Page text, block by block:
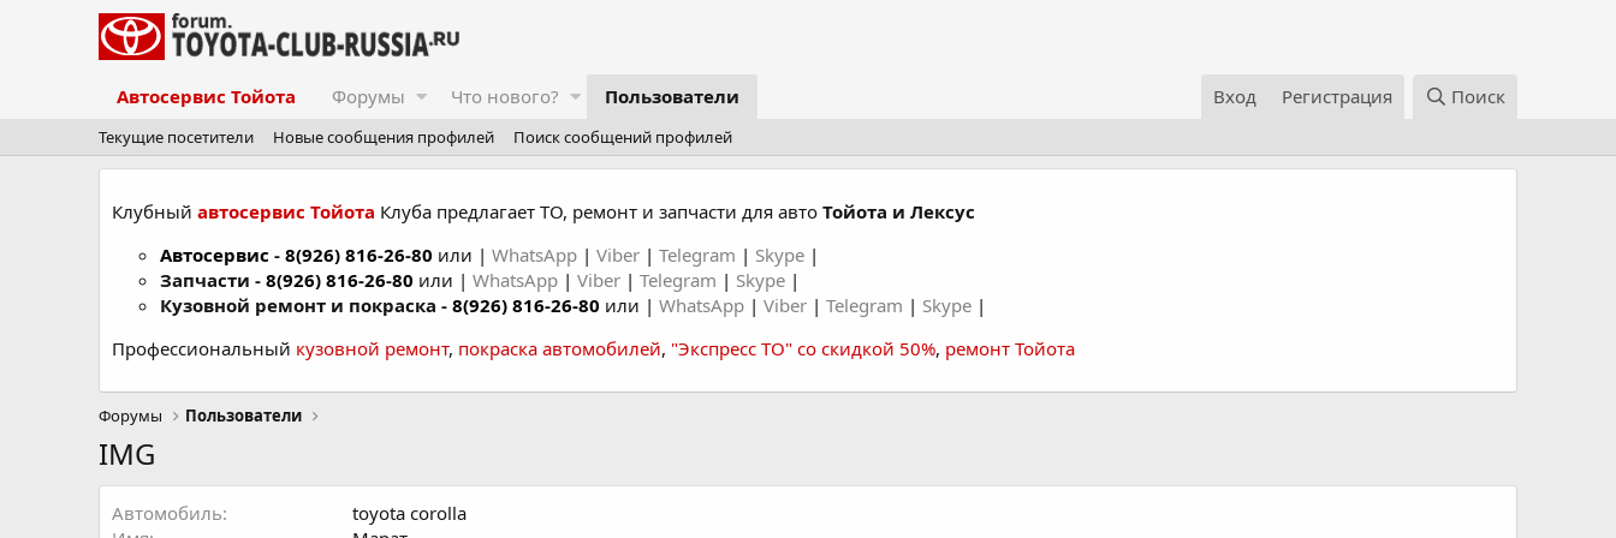
Автосервис Тойота Форумы Что нового? Пользователи Вход Регистрация Поиск
Текущие посетители Новые сообщения профилей Поиск сообщений профилей
Клубный автосервис Тойота Клуба предлагает ТО, ремонт и запчасти для авто Тойота и Лексус
Автосервис - 8(926) 816-26-80 или | WhatsApp | Viber | Telegram | Skype |
Запчасти - 8(926) 816-26-80 или | WhatsApp | Viber | Telegram | Skype |
Кузовной ремонт и покраска - 8(926) 816-26-80 или | WhatsApp | Viber | Telegram | Skype |
Профессиональный кузовной ремонт, покраска автомобилей, "Экспресс ТО" со скидкой 50%, ремонт Тойота
Форумы Пользователи
IMG
Автомобиль
toyota corolla